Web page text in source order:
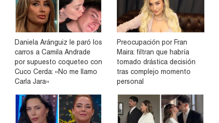
Daniela Aránguiz le paró los
carros a Camila Andrade
por supuesto coqueteo con
Cuco Cerda: «No me llamo
Carla Jara»
Preocupación por Fran
Maira: filtran que habría
tomado drástica decisión
tras complejo momento
personal